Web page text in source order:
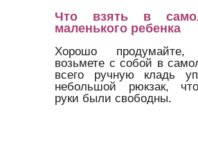
Что взять в
маленького ребенка
Хорошо
возьмете с собой в
всего ручную кладь
небольшой рюкзак,
руки были свободны.